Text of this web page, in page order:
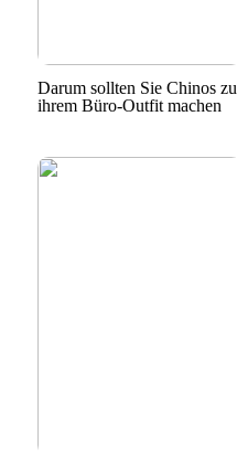
Darum sollten Sie Chinos zu
ihrem Büro-Outfit machen